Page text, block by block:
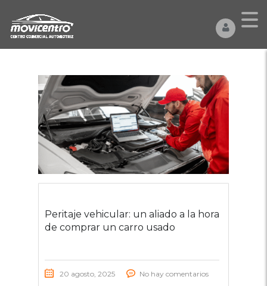
Peritaje vehicular: un aliado a la hora
de comprar un carro usado
20 agosto, 2025 No hay comentarios